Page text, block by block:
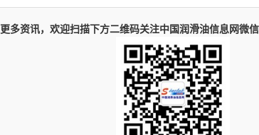
更多资讯，欢迎扫描下方二维码关注中国润滑油信息网微